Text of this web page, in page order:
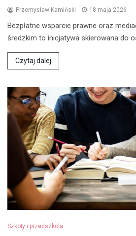
Przemysław Kamiński 18 maja 2026
Bezpłatne wsparcie prawne oraz
średzkim to inicjatywa skierowana do
Czytaj dalej
Szkoły i przedszkola